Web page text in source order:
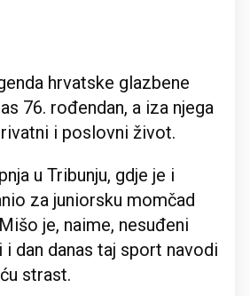
hrvatske glazbene
76. rođendan, a iza njega
i poslovni život.
u Tribunju, gdje je i
za juniorsku momčad
je, naime, nesuđeni
dan danas taj sport navodi
strast.